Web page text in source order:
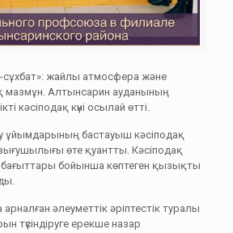
сұхбат»: жайлы атмосфера және
мазмұн. Алтынсарин ауданының
кәсіподақ күні осылай өтті.
ұйымдарының бастауыш кәсіподақ
өте қуантты. Кәсіподақ
бойынша көптеген қызықты
әлеуметтік әріптестік туралы
түсіндіруге ерекше назар